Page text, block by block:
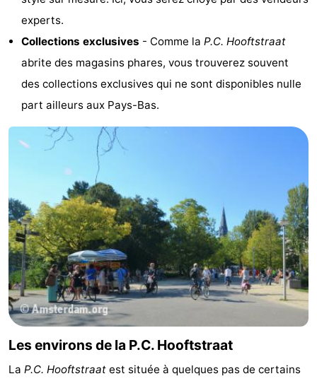
experts.
Collections exclusives - Comme la P.C. Hooftstraat
abrite des magasins phares, vous trouverez souvent
des collections exclusives qui ne sont disponibles nulle
part ailleurs aux Pays-Bas.
Les environs de la P.C. Hooftstraat
La P.C. Hooftstraat est située à quelques pas de certains